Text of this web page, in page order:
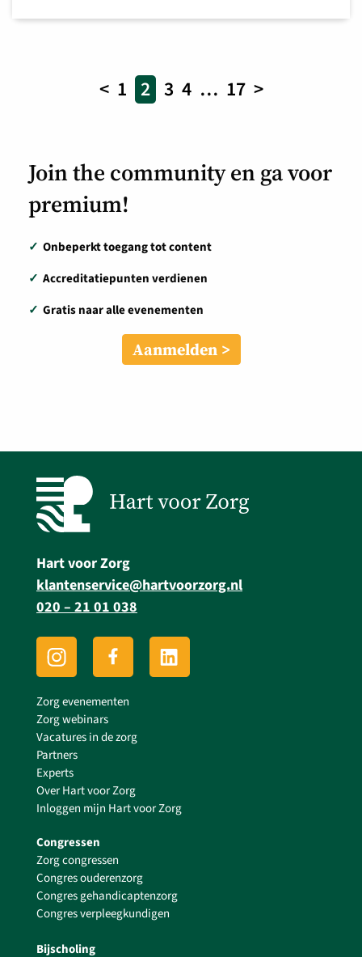
< 1 2 3 4 … 17 >
Join the community en ga voor
premium!
✓ Onbeperkt toegang tot content
✓ Accreditatiepunten verdienen
✓ Gratis naar alle evenementen
Aanmelden
Hart voor Zorg
klantenservice@hartvoorzorg.nl
020 – 21 01 038
Zorg evenementen
Zorg webinars
Vacatures in de zorg
Partners
Experts
Over Hart voor Zorg
Inloggen mijn Hart voor Zorg
Congressen
Zorg congressen
Congres ouderenzorg
Congres gehandicaptenzorg
Congres verpleegkundigen
Bijscholing